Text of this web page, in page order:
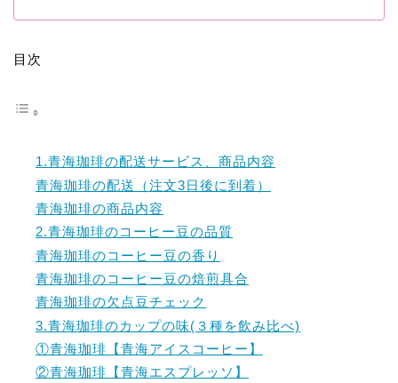
目次
1.青海珈琲の配送サービス、商品内容
青海珈琲の配送（注文3日後に到着）
青海珈琲の商品内容
2.青海珈琲のコーヒー豆の品質
青海珈琲のコーヒー豆の香り
青海珈琲のコーヒー豆の焙煎具合
青海珈琲の欠点豆チェック
3.青海珈琲のカップの味(３種を飲み比べ)
①青海珈琲【青海アイスコーヒー】
②青海珈琲【青海エスプレッソ】